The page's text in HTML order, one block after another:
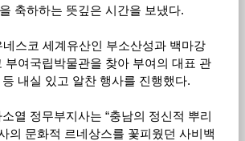
축하하는 뜻깊은 시간을 보냈다.
네스코 세계유산인 부소산성과 백마강
부여국립박물관을 찾아 부여의 대표 관
내실 있고 알찬 행사를 진행했다.
열 정무부지사는 “충남의 정신적 뿌리
의 문화적 르네상스를 꽃피웠던 사비백